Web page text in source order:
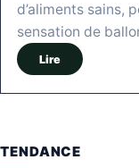
d’aliments sains,
sensation de
Lire
TENDANCE